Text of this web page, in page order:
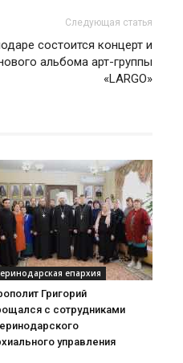
Следующая статья
состоится концерт и
альбома арт-группы
«LARGO»
епархия
Григорий
с сотрудниками
управления